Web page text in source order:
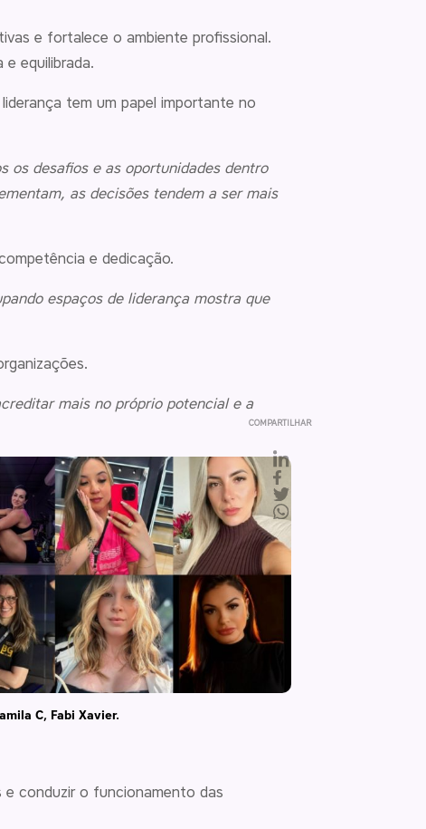
COMPARTILHAR
e fortalece o ambiente profissional.
equilibrada.
tem um papel importante no
os desafios e as oportunidades dentro
as decisões tendem a ser mais
e dedicação.
espaços de liderança mostra que
mais no próprio potencial e a
C, Fabi Xavier.
e conduzir o funcionamento das